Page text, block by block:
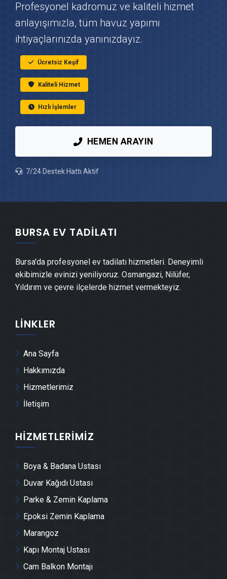
Karacabey Çatı Ustası
Karacabey Fayans & Seramik Ustası
Karacabey Prefabrik Ev Yapımı
Karacabey Ahşap Ev Yapımı
Karacabey Peyzaj Hizmetleri
Karacabey Mantolama Ustası
Karacabey Şömine Yapımı
Karacabey Mermer & Doğal Taş
Karacabey Alçıpan Ustası
Karacabey Şap Ustası
Karacabey Alçı & Sıva Ustası
Karacabey Kepenk & Panjur Montajı
Karacabey Dolap & Mobilya İmalatı
Karacabey Demir Doğrama Ustası
Karacabey Duvar Panelleri̇ Montajı
Karacabey Dış Cephe Kaplama Ustası
Karacabey Cam Montajı
Profesyonel kadromuz ve kaliteli hizmet
anlayışımızla, tüm havuz yapımı
ihtiyaçlarınızda yanınızdayız.
Ücretsiz Keşif
Kaliteli Hizmet
Hızlı İşlemler
HEMEN ARAYIN
7/24 Destek Hattı Aktif
BURSA EV TADILATI
Bursa'da profesyonel ev tadilatı hizmetleri. Deneyimli
ekibimizle evinizi yeniliyoruz. Osmangazi, Nilüfer,
Yıldırım ve çevre ilçelerde hizmet vermekteyiz.
LINKLER
Ana Sayfa
Hakkımızda
Hizmetlerimiz
İletişim
HIZMETLERIMIZ
Boya & Badana Ustası
Duvar Kağıdı Ustası
Parke & Zemin Kaplama
Epoksi Zemin Kaplama
Marangoz
Kapı Montaj Ustası
Cam Balkon Montajı